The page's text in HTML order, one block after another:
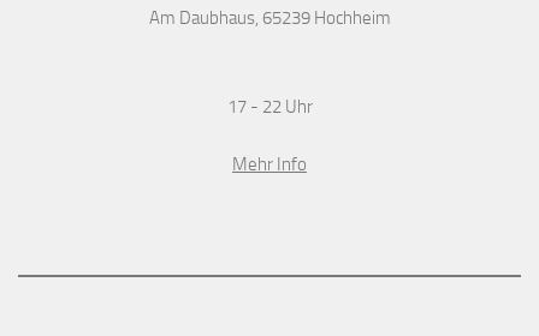
Am Daubhaus, 65239 Hochheim
17 - 22 Uhr
Mehr Info